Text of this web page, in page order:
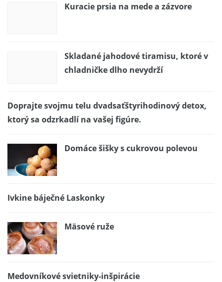
Kuracie prsia na mede a zázvore
Skladané jahodové tiramisu, ktoré v
chladničke dlho nevydrží
Doprajte svojmu telu dvadsaťštyrihodinový detox,
ktorý sa odzrkadlí na vašej figúre.
Domáce šišky s cukrovou polevou
Ivkine báječné Laskonky
Mäsové ruže
Medovníkové svietniky-inšpirácie